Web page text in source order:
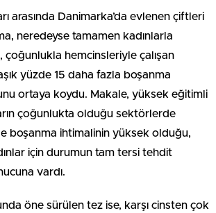
arasında Danimarka’da evlenen çiftleri
neredeyse tamamen kadınlarla
çoğunlukla hemcinsleriyle çalışan
yüzde 15 daha fazla boşanma
ortaya koydu. Makale, yüksek eğitimli
çoğunlukta olduğu sektörlerde
boşanma ihtimalinin yüksek olduğu,
için durumun tam tersi tehdit
vardı.
öne sürülen tez ise, karşı cinsten çok